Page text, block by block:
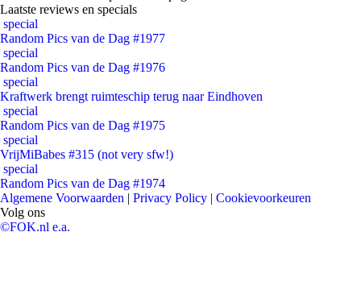
Laatste reviews en specials
special
Random Pics van de Dag #1977
special
Random Pics van de Dag #1976
special
Kraftwerk brengt ruimteschip terug naar Eindhoven
special
Random Pics van de Dag #1975
special
VrijMiBabes #315 (not very sfw!)
special
Random Pics van de Dag #1974
Algemene Voorwaarden | Privacy Policy | Cookievoorkeuren
Volg ons
©FOK.nl e.a.